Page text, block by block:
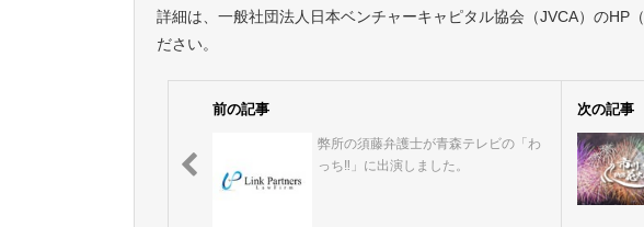
詳細は、一般社団法人日本ベンチャーキャピタル協会（JVCA）のHP（
ださい。
前の記事
弊所の須藤弁護士が青森テレビの「わ
っち‼」に出演しました。
次の記事